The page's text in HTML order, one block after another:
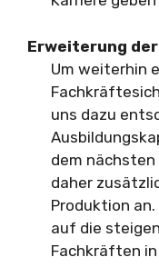
Erweiterung
Um weiterhin
uns dazu
dem
daher
Produktion
auf die
Fachkräften